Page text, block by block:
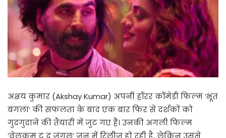
अक्षय कुमार (Akshay Kumar) अपनी हॉरर कॉमेडी फिल्म ‘भूत
बंगला’ की सफलता के बाद एक बार फिर से दर्शकों को
गुदगुदाने की तैयारी में जुट गए हैं। उनकी अगली फिल्म
‘वेलकम टू द जंगल’ जून में रिलीज हो रही है, लेकिन उससे